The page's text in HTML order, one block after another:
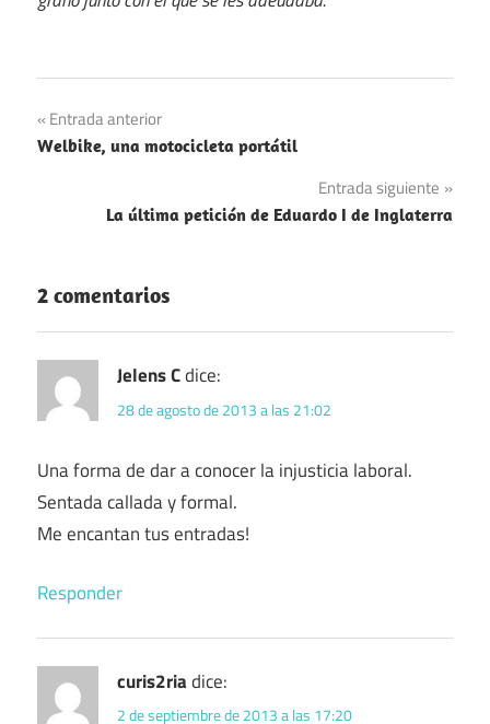
Navegación
de
entradas
Entrada anterior
Welbike, una motocicleta portátil
Entrada siguiente
La última petición de Eduardo I de Inglaterra
2 comentarios
Jelens Cdice:
28 de agosto de 2013 a las 21:02
Una forma de dar a conocer la injusticia laboral.
Sentada callada y formal.
Me encantan tus entradas!
Responder
curis2riadice:
2 de septiembre de 2013 a las 17:20